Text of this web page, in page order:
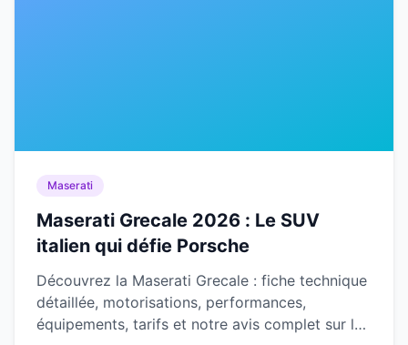
Maserati
Maserati Grecale 2026 : Le SUV
italien qui défie Porsche
Découvrez la Maserati Grecale : fiche technique
détaillée, motorisations, performances,
équipements, tarifs et notre avis complet sur le